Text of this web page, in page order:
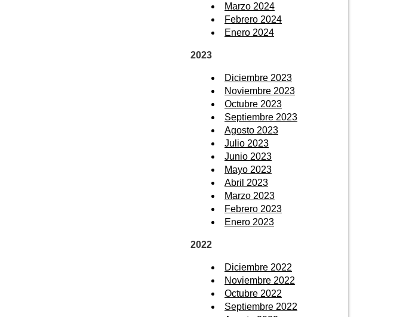
Marzo 2024
Febrero 2024
Enero 2024
2023
Diciembre 2023
Noviembre 2023
Octubre 2023
Septiembre 2023
Agosto 2023
Julio 2023
Junio 2023
Mayo 2023
Abril 2023
Marzo 2023
Febrero 2023
Enero 2023
2022
Diciembre 2022
Noviembre 2022
Octubre 2022
Septiembre 2022